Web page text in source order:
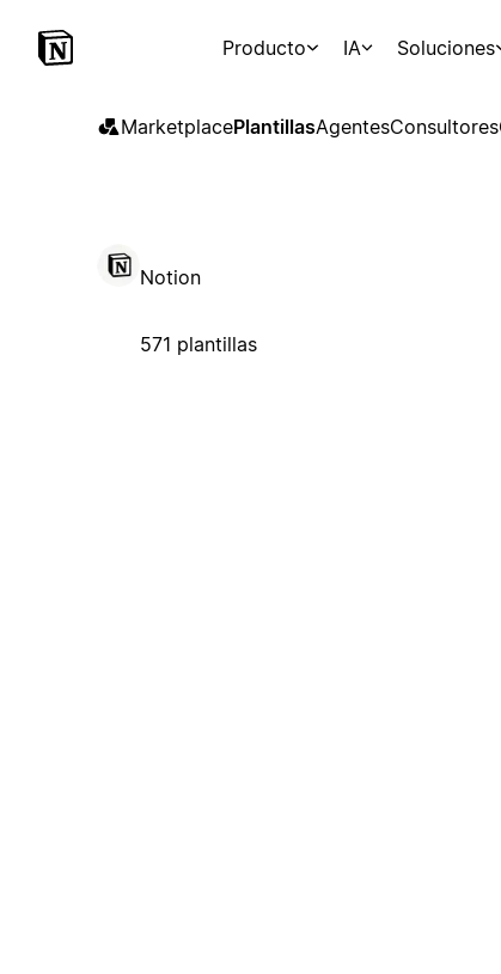
Producto IA Soluciones
MarketplacePlantillasAgentesConsultores
Notion
571 plantillas